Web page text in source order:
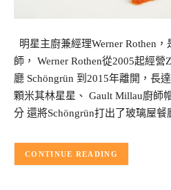
明星主廚兼經理Werner Rothen
師， Werner Rothen從2005起經營
廳 Schöngrün 到2015年離開，長
顆米其林星星、 Gault Millau廚師
分 還將Schöngrün打出了玻璃屋
CONTINUE READING